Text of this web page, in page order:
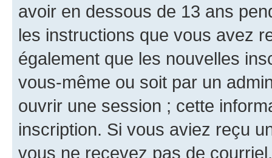
avoir en dessous de 13 ans
les instructions que vous avez
également que les nouvelles
vous-même ou soit par un
ouvrir une session ; cette
inscription. Si vous aviez reçu
vous ne recevez pas de